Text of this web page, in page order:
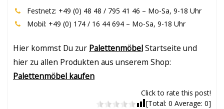
Festnetz: +49 (0) 48 48 / 795 41 46 – Mo-Sa, 9-18 Uhr
Mobil: +49 (0) 174 / 16 44 694 – Mo-Sa, 9-18 Uhr
Hier kommst Du zur PalettenmöbelStartseite und
hier zu allen Produkten aus unserem Shop:
Palettenmöbel kaufen
Click to rate this post!
[Total: 0 Average: 0]